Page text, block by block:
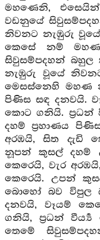
මහණෙනි,
වඩනුයේ
නිවනට නැඹුරු
කෙසේ නම් මහණ
සිවුසම්පදහන්
නැඹුරු වූයේ
මෙසස්නෙහි මහණ
පිණිස සඳ දනවයි.
කොට ගනියි. ප්‍රධන්
දහම් ප්‍රහාණය
අරඹයි, සිත දැඩි
නූපන් කුසල් දහම්
කෙරෙයි, වැර
කෙරෙයි. උපන්
බොහෝ බව විපුල
දනවයි, වෑයම්
ගනියි, ප්‍රධන්
තෙමේ